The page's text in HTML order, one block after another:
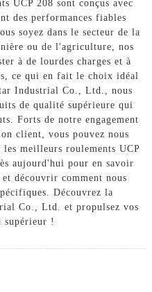
UCP 208 sont conçus avec
des performances fiables
soyez dans le secteur de la
ou de l'agriculture, nos
à de lourdes charges et à
ce qui en fait le choix idéal
Industrial Co., Ltd., nous
de qualité supérieure qui
Forts de notre engagement
client, vous pouvez nous
meilleurs roulements UCP
aujourd'hui pour en savoir
découvrir comment nous
Découvrez la
Co., Ltd. et propulsez vos
supérieur !